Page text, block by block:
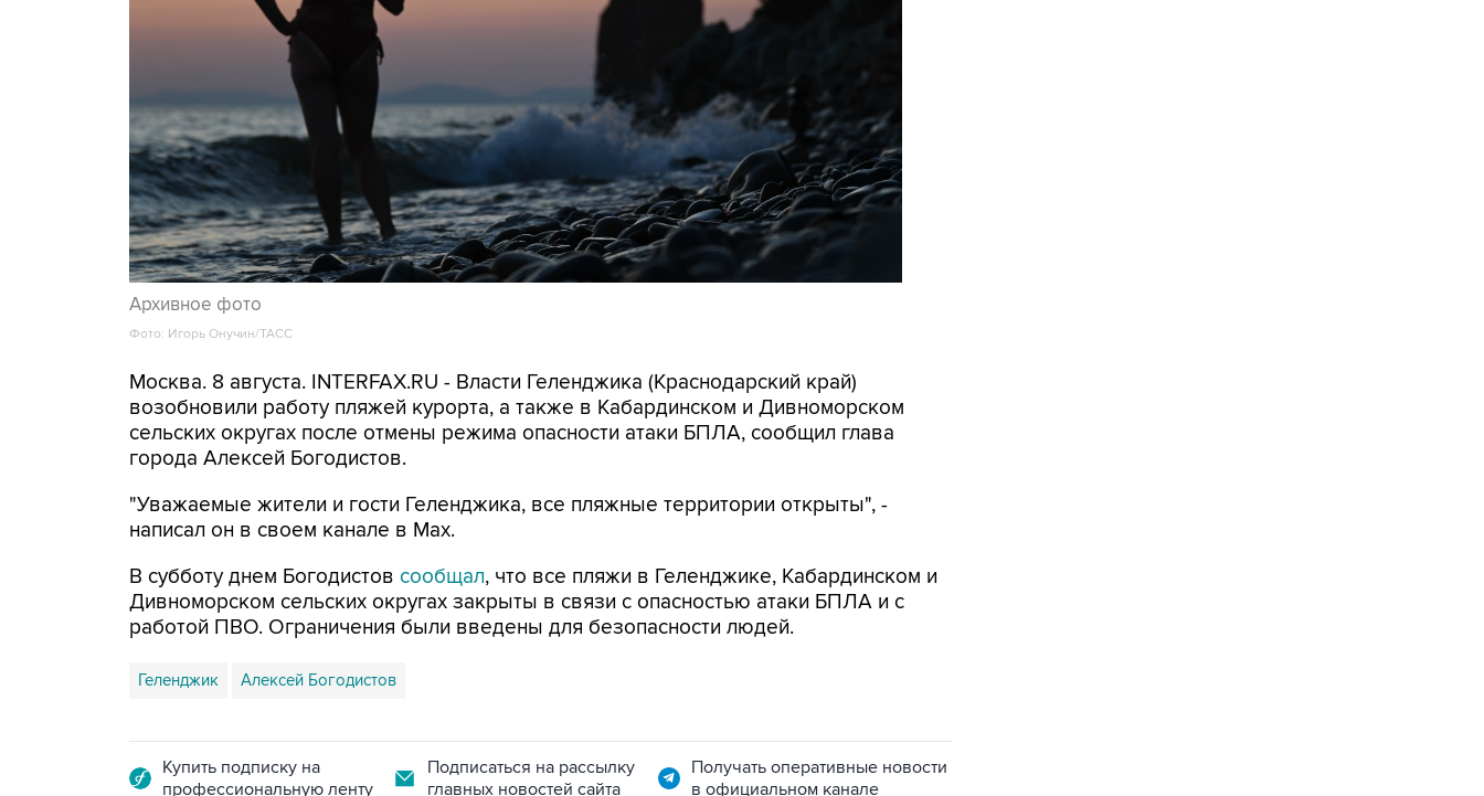
Архивное фото
Фото: Игорь Онучин/ТАСС
Москва. 8 августа. INTERFAX.RU - Власти Геленджика (Краснодарский край)
возобновили работу пляжей курорта, а также в Кабардинском и Дивноморском
сельских округах после отмены режима опасности атаки БПЛА, сообщил глава
города Алексей Богодистов.
"Уважаемые жители и гости Геленджика, все пляжные территории открыты", -
написал он в своем канале в Max.
В субботу днем Богодистов сообщал, что все пляжи в Геленджике, Кабардинском и
Дивноморском сельских округах закрыты в связи с опасностью атаки БПЛА и с
работой ПВО. Ограничения были введены для безопасности людей.
Геленджик Алексей Богодистов
Купить подписку на
профессиональную ленту
Подписаться на рассылку
главных новостей сайта
Получать оперативные новости
в официальном канале